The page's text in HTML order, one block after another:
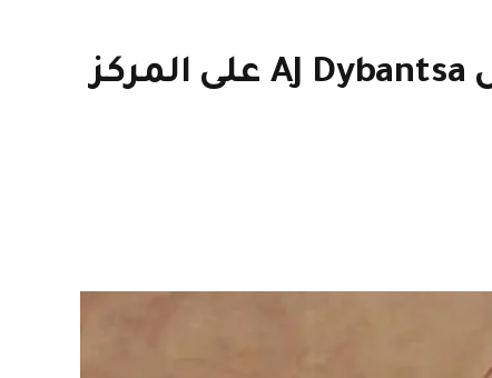
NBA Draft 2026: تم اختيار البريطاني توبي لاوال بعد حصول AJ Dybantsa على المركز